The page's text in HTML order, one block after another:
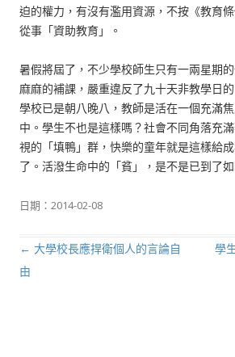
迫的權力，有沒有濫用資源，不按《教育
從事「資助教育」。
暑假將屆了，不少學校師生只有一兩星期
麻麻的補課，嚴重違反了九十天非教學日
學校已是朝八晚八，教師是活在一個充滿
中。學生不也是這樣嗎？社會不同角落充
視的「填鴨」群，快樂的童年就是這樣給
了。活潑生命中的「貧」，是不是已到了
日期： 2014-02-08
文章導航列
← 大學校長應捍衛個人的言論自
由
學